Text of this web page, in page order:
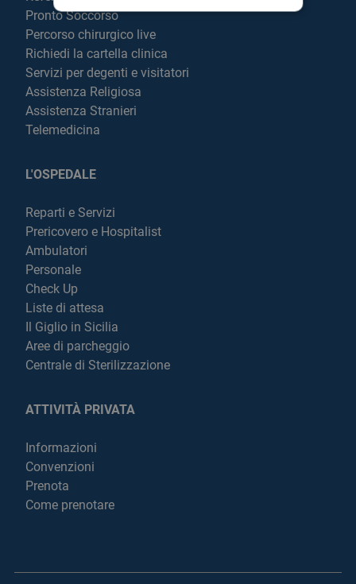
Pronto Soccorso
Percorso chirurgico live
Richiedi la cartella clinica
Servizi per degenti e visitatori
Assistenza Religiosa
Assistenza Stranieri
Telemedicina
L'OSPEDALE
Reparti e Servizi
Prericovero e Hospitalist
Ambulatori
Personale
Check Up
Liste di attesa
Il Giglio in Sicilia
Aree di parcheggio
Centrale di Sterilizzazione
ATTIVITÀ PRIVATA
Informazioni
Convenzioni
Prenota
Come prenotare